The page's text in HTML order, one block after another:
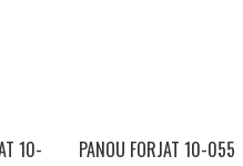
10- PANOU FORJAT 10-055